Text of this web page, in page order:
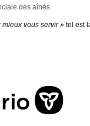
des aînés.
vous servir » tel est